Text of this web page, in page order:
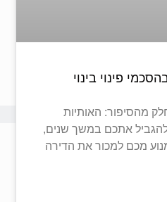
פינוי בינוי
מהסיפור: האותיות
אתכם במשך שנים,
מכם למכור את הדירה